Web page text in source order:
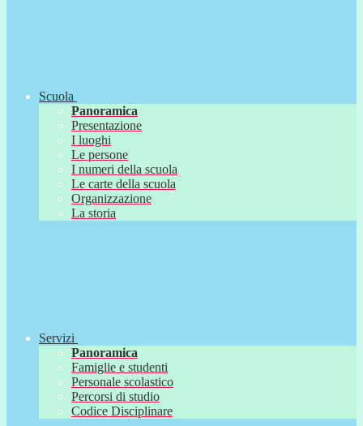
Scuola
Panoramica
Presentazione
I luoghi
Le persone
I numeri della scuola
Le carte della scuola
Organizzazione
La storia
Servizi
Panoramica
Famiglie e studenti
Personale scolastico
Percorsi di studio
Codice Disciplinare